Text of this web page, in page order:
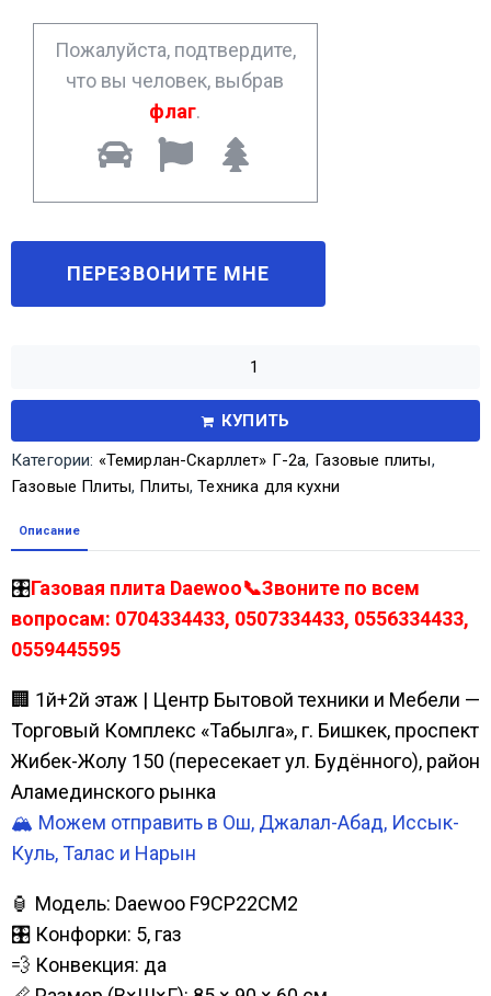
*
Пожалуйста, подтвердите,
что вы человек, выбрав
флаг.
КУПИТЬ
Категории: «Темирлан-Скарллет» Г-2а, Газовые плиты,
Газовые Плиты, Плиты,Техника для кухни
Описание
🎛️Газовая плита Daewoo📞Звоните по всем
вопросам: 0704334433, 0507334433, 0556334433,
0559445595
🏢 1й+2й этаж | Центр Бытовой техники и Мебели —
Торговый Комплекс «Табылга», г. Бишкек, проспект
Жибек-Жолу 150 (пересекает ул. Будённого), район
Аламединского рынка
🏔️ Можем отправить в Ош, Джалал-Абад, Иссык-
Куль, Талас и Нарын
🏮 Модель: Daewoo F9CP22CM2
🎛️ Конфорки: 5, газ
💨 Конвекция: да